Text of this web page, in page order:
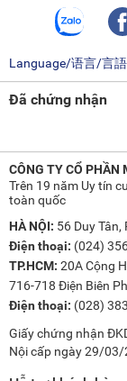
Language/语言/言
Đã chứng nhận
CÔNG TY CỔ PHẦN
Trên 19 năm Uy tín
toàn quốc
HÀ NỘI: 56 Duy Tân,
Điện thoại: (024)
TP.HCM: 20A Cộng
716-718 Điện Biên
Điện thoại: (028)
Giấy chứng nhận
Nội cấp ngày 29/03/